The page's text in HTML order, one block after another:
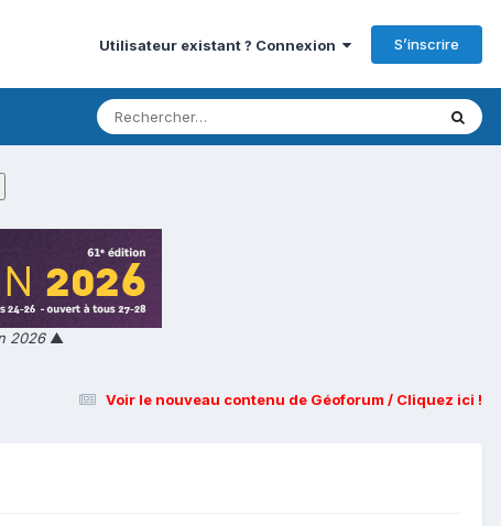
Utilisateur existant ? Connexion S’inscrire
2026▲
Voir le nouveau contenu de Géoforum / Cliquez ici !